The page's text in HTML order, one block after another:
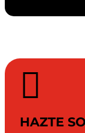

HAZTE